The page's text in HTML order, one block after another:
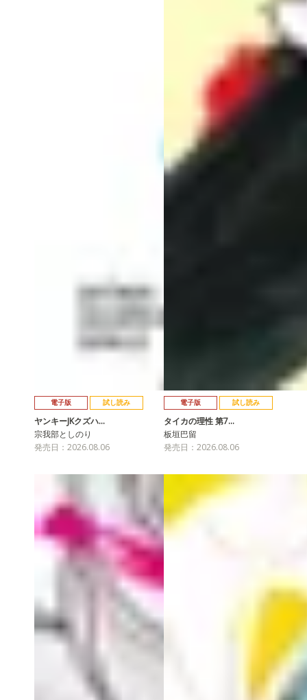
電子版 試し読み
ヤンキーJKクズハ…
宗我部としのり
発売日：2026.08.06
電子版 試し読み
タイカの理性 第7…
板垣巴留
発売日：2026.08.06